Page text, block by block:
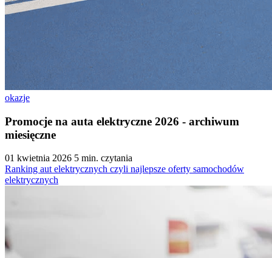
okazje
Promocje na auta elektryczne 2026 - archiwum
miesięczne
01 kwietnia 2026 5 min. czytania
Ranking aut elektrycznych czyli najlepsze oferty samochodów
elektrycznych